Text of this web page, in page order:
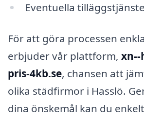
Eventuella
För att göra processen
erbjuder vår plattform, xn--
pris-4kb.se, chansen att
olika städfirmor i Hasslö.
dina önskemål kan du